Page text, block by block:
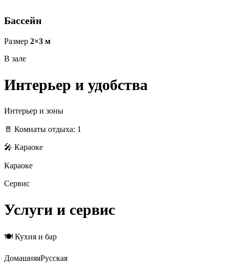
Бассейн
Размер 2×3 м
В зале
Интерьер и удобства
Интерьер и зоны
🚪 Комнаты отдыха: 1
🎤 Караоке
Караоке
Сервис
Услуги и сервис
🍽 Кухня и бар
ДомашняяРусская